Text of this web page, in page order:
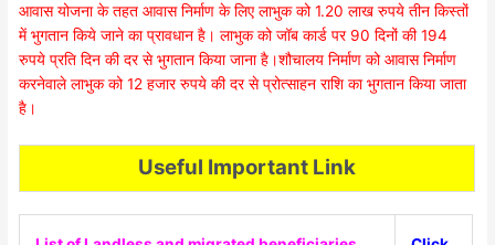
आवास योजना के तहत आवास निर्माण के लिए लाभुक को 1.20 लाख रुपये तीन किस्तों
में भुगतान किये जाने का प्रावधान है। लाभुक को जॉब कार्ड पर 90 दिनों की 194
रुपये प्रति दिन की दर से भुगतान किया जाना है।शौचालय निर्माण को आवास निर्माण
करनेवाले लाभुक को 12 हजार रुपये की दर से प्रोत्साहन राशि का भुगतान किया जाता
है।
Useful Important Link